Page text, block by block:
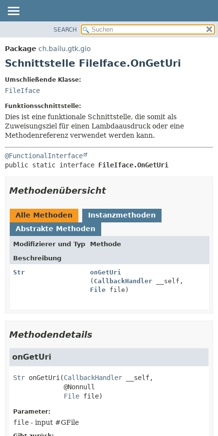
PACKAGE
KLASSE
HILFE
FELD
KONSTRUKTOR
METHODE
SEARCH
Package ch.bailu.gtk.gio
Schnittstelle FileIface.OnGetUri
Umschließende Klasse:
FileIface
Funktionsschnittstelle:
Dies ist eine funktionale Schnittstelle, die somit als
Zuweisungsziel für einen Lambdaausdruck oder eine
Methodenreferenz verwendet werden kann.
@FunctionalInterface
public static interface FileIface.OnGetUri
Methodenübersicht
Alle Methoden
Instanzmethoden
Abstrakte Methoden
Modifizierer und Typ
Methode
Beschreibung
Str
onGetUri
( CallbackHandler __self,
File file)
Methodendetails
onGetUri
Str onGetUri (CallbackHandler __self,
@Nonnull
File file)
Parameter:
file - input #GFile